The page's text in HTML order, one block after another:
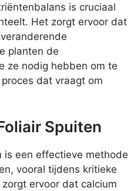
is cruciaal
Het zorgt ervoor dat
planten de
ze nodig hebben om te
dat vraagt om
Spuiten
is een effectieve methode
vooral tijdens kritieke
ervoor dat calcium